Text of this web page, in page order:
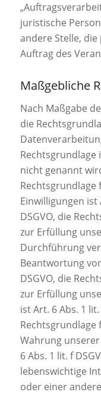
juristische
andere Stelle,
Auftrag des
Maßgebliche
Nach Maßgabe
die
nicht genannt
Rechtsgrundlage
Einwilligungen ist
DSGVO, die
zur Erfüllung
Durchführung
Beantwortung
DSGVO, die
zur Erfüllung
ist Art. 6 Abs. 1
Wahrung
6 Abs. 1 lit. f
lebenswichtige
oder einer